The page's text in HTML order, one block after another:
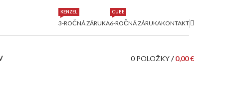
3-ROČNÁ ZÁRUKA
KENZEL
6-ROČNÁ ZÁRUKA
CUBE
KONTAKT
0 POLOŽKY/ 0,00€